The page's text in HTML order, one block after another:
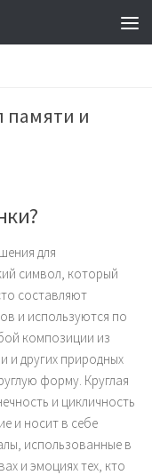
памяти и
для
символ, который
составляют
и используются по
композиции из
и других природных
форму. Круглая
и цикличность
и носит в себе
использованные в
и эмоциях тех, кто